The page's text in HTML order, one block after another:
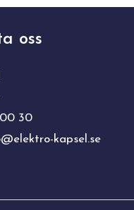
oss
30
kapsel.se